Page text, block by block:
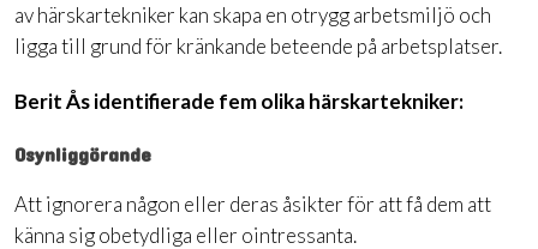
av härskartekniker kan skapa en otrygg arbetsmiljö och
ligga till grund för kränkande beteende på arbetsplatser.
Berit Ås identifierade fem olika härskartekniker:
Osynliggörande
Att ignorera någon eller deras åsikter för att få dem att
känna sig obetydliga eller ointressanta.